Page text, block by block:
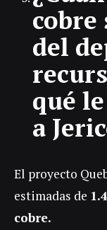
cobre
del
qué
a
El proyecto
estimadas de
cobre.